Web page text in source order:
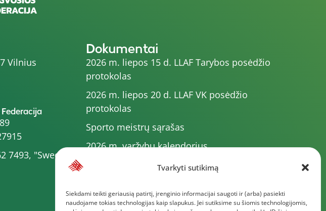
Tvarkyti sutikimą
Siekdami teikti geriausią patirtį, įrenginio informacijai saugoti ir (arba) pasiekti
naudojame tokias technologijas kaip slapukus. Jei sutiksime su šiomis technologijomis,
Vilnius
7493, "Swedbank"
Dokumentai
2026 m. liepos 15 d. LLAF Tarybos posėdžio
protokolas
2026 m. liepos 20 d. LLAF VK posėdžio
protokolas
Sporto meistrų sąrašas
2026 m. varžybų kalendorius
2026 m. liepos 4 d. LLAF Tarybos posėdžio
2025 m. liepos 1 d. VK posėdžio protokolas